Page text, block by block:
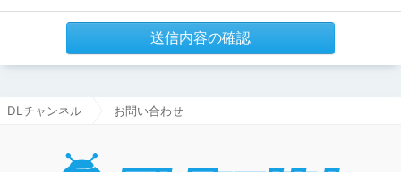
送信内容の確認
DLチャンネル お問い合わせ